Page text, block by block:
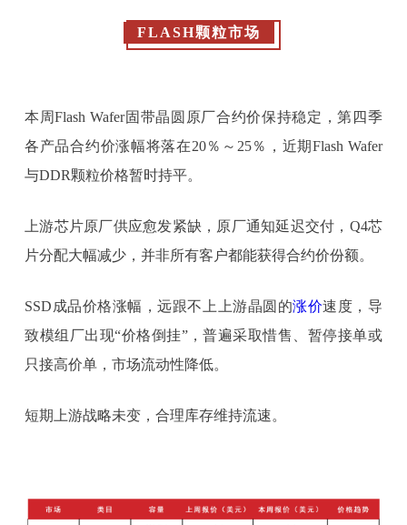
FLASH颗粒市场
本周Flash Wafer固带晶圆原厂合约价保持稳定，第四季
各产品合约价涨幅将落在20％～25％，近期Flash Wafer
与DDR颗粒价格暂时持平。
上游芯片原厂供应愈发紧缺，原厂通知延迟交付，Q4芯
片分配大幅减少，并非所有客户都能获得合约价份额。
SSD成品价格涨幅，远跟不上上游晶圆的涨价速度，导
致模组厂出现“价格倒挂”，普遍采取惜售、暂停接单或
只接高价单，市场流动性降低。
短期上游战略未变，合理库存维持流速。